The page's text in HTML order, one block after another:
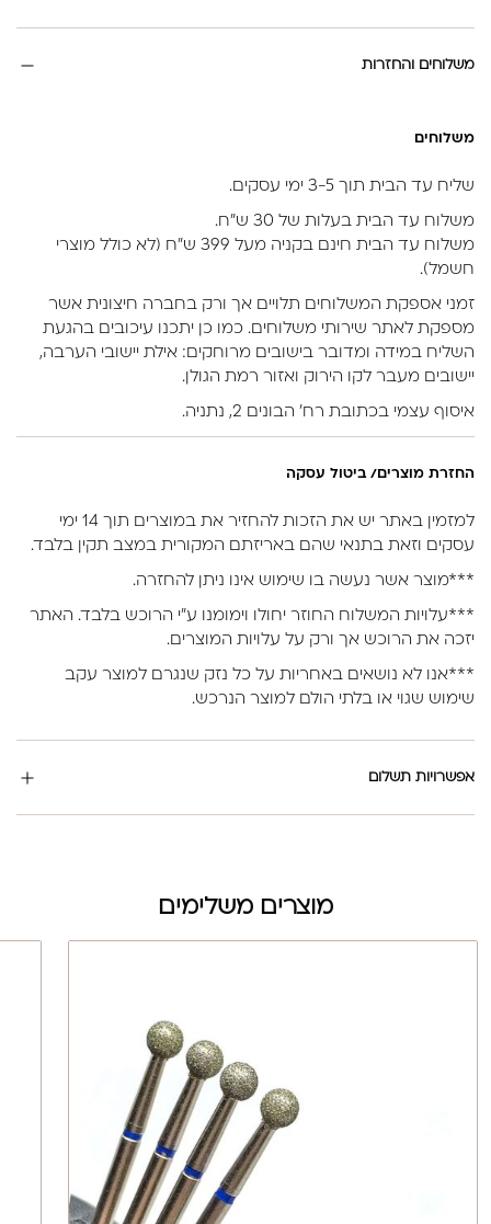
משלוחים והחזרות
משלוחים
שליח עד הבית תוך 3-5 ימי עסקים.
משלוח עד הבית בעלות של 30 ש״ח.
משלוח עד הבית חינם בקניה מעל 399 ש״ח (לא כולל מוצרי
חשמל).
זמני אספקת המשלוחים תלויים אך ורק בחברה חיצונית אשר
מספקת לאתר שירותי משלוחים. כמו כן יתכנו עיכובים בהגעת
השליח במידה ומדובר בישובים מרוחקים: אילת יישובי הערבה,
יישובים מעבר לקו הירוק ואזור רמת הגולן.
איסוף עצמי בכתובת רח’ הבונים 2, נתניה.
החזרת מוצרים/ ביטול עסקה
למזמין באתר יש את הזכות להחזיר את במוצרים תוך 14 ימי
עסקים וזאת בתנאי שהם באריזתם המקורית במצב תקין בלבד.
***מוצר אשר נעשה בו שימוש אינו ניתן להחזרה.
***עלויות המשלוח החוזר יחולו וימומנו ע”י הרוכש בלבד. האתר
יזכה את הרוכש אך ורק על עלויות המוצרים.
***אנו לא נושאים באחריות על כל נזק שנגרם למוצר עקב
שימוש שגוי או בלתי הולם למוצר הנרכש.
אפשרויות תשלום
מוצרים משלימים